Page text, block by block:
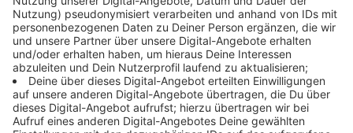
Anzeige
Morgenmoderatorin Natascha Brücker backt gerne
einen schokoladigen Kirschkuchen